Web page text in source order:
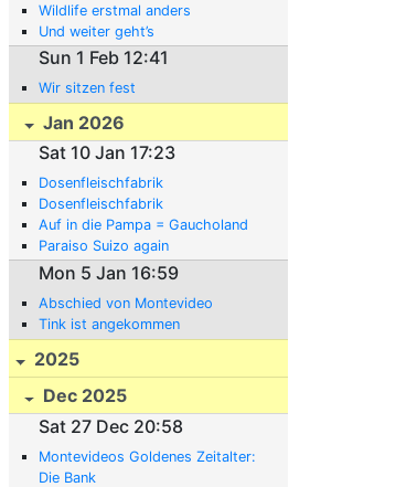
Wildlife erstmal anders
Und weiter geht’s
Sun 1 Feb 12:41
Wir sitzen fest
Jan 2026
Sat 10 Jan 17:23
Dosenfleischfabrik
Dosenfleischfabrik
Auf in die Pampa = Gaucholand
Paraiso Suizo again
Mon 5 Jan 16:59
Abschied von Montevideo
Tink ist angekommen
2025
Dec 2025
Sat 27 Dec 20:58
Montevideos Goldenes Zeitalter:
Die Bank